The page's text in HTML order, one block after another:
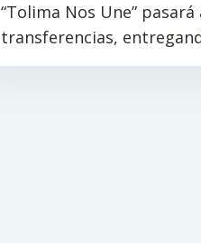
“Tolima Nos Une”
transferencias,